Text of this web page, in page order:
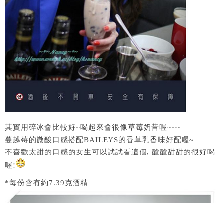
其實用碎冰會比較好~喝起來會很像草莓奶昔喔~~~
蔓越莓的微酸口感搭配BAILEYS的香草乳香味好配喔~
不喜歡太甜的口感的女生可以試試看這個, 酸酸甜甜的很好喝
喔!
*每份含有約7.39克酒精